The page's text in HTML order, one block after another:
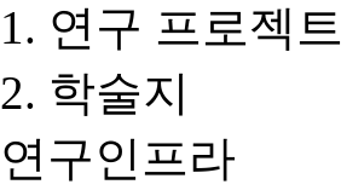
연구 프로젝트
학술지
연구인프라